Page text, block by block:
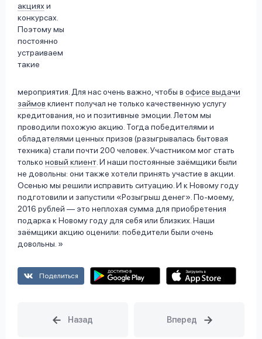
акцияхи
конкурсах.
Поэтому мы
постоянно
устраиваем
такие
мероприятия. Для нас очень важно, чтобы в офисе выдачи
займов клиент получал не только качественную услугу
кредитования, но и позитивные эмоции. Летом мы
проводили похожую акцию. Тогда победителями и
обладателями ценных призов (разыгрывалась бытовая
техника) стали почти 200 человек. Участником мог стать
только новый клиент. И наши постоянные заёмщики были
не довольны: они также хотели принять участие в акции.
Осенью мы решили исправить ситуацию. И к Новому году
подготовили и запустили «Розыгрыш денег». По-моему,
2016 рублей — это неплохая сумма для приобретения
подарка к Новому году для себя или близких. Наши
заёмщики акцию оценили: победители были очень
довольны.
Поделиться